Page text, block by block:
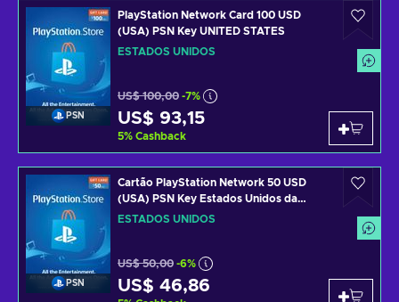
PSN
PlayStation Network Card 100 USD
(USA) PSN Key UNITED STATES
ESTADOS UNIDOS
US$ 100,00 -7%
US$ 93,15
5% Cashback
PSN
Cartão PlayStation Network 50 USD
(USA) PSN Key Estados Unidos da
América
ESTADOS UNIDOS
US$ 50,00 -6%
US$ 46,86